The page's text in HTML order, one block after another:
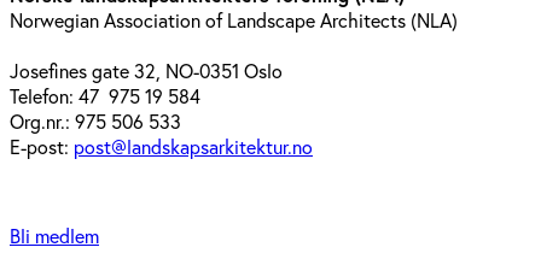
Norwegian Association of Landscape Architects (NLA)
Josefines gate 32, NO-0351 Oslo
Telefon: 47 975 19 584
Org.nr.: 975 506 533
E-post: post@landskapsarkitektur.no
Bli medlem